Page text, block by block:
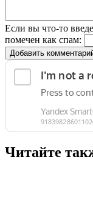
Если вы что-то
помечен как спам:
Добавить
Читайте